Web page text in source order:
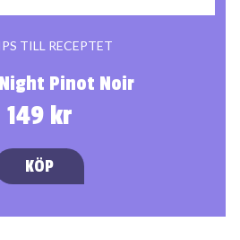
TILL RECEPTET
Pinot Noir
149 kr
KÖP